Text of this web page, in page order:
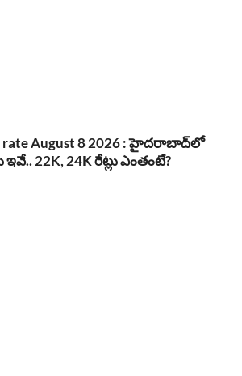
rate August 8 2026 : హైదరాబాద్‌లో
22K, 24K రేట్లు ఎంతంటే?